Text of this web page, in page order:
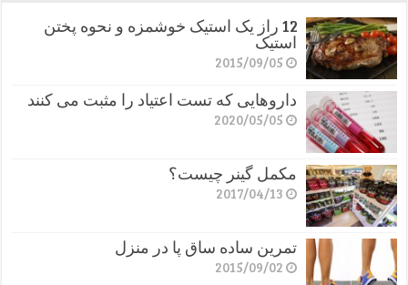
12 راز یک استیک خوشمزه و نحوه پختن
استیک
2015/09/05
داروهایی که تست اعتیاد را مثبت می کنند
2020/05/05
مکمل گینر چیست؟
2017/04/13
تمرین ساده ساق پا در منزل
2015/09/02